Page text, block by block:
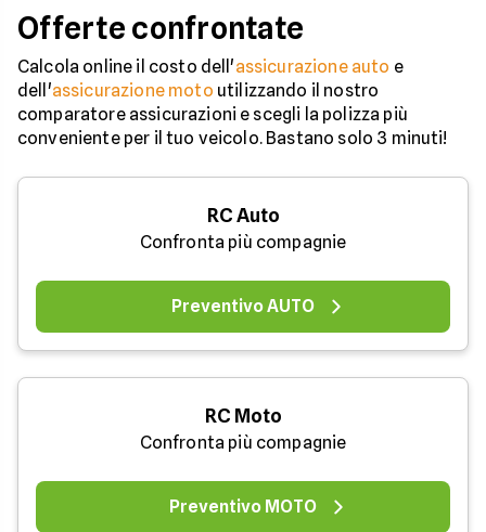
Offerte confrontate
Calcola online il costo dell'assicurazione auto e
dell'assicurazione moto utilizzando il nostro
comparatore assicurazioni e scegli la polizza più
conveniente per il tuo veicolo. Bastano solo 3 minuti!
RC Auto
Confronta più compagnie
Preventivo AUTO
RC Moto
Confronta più compagnie
Preventivo MOTO